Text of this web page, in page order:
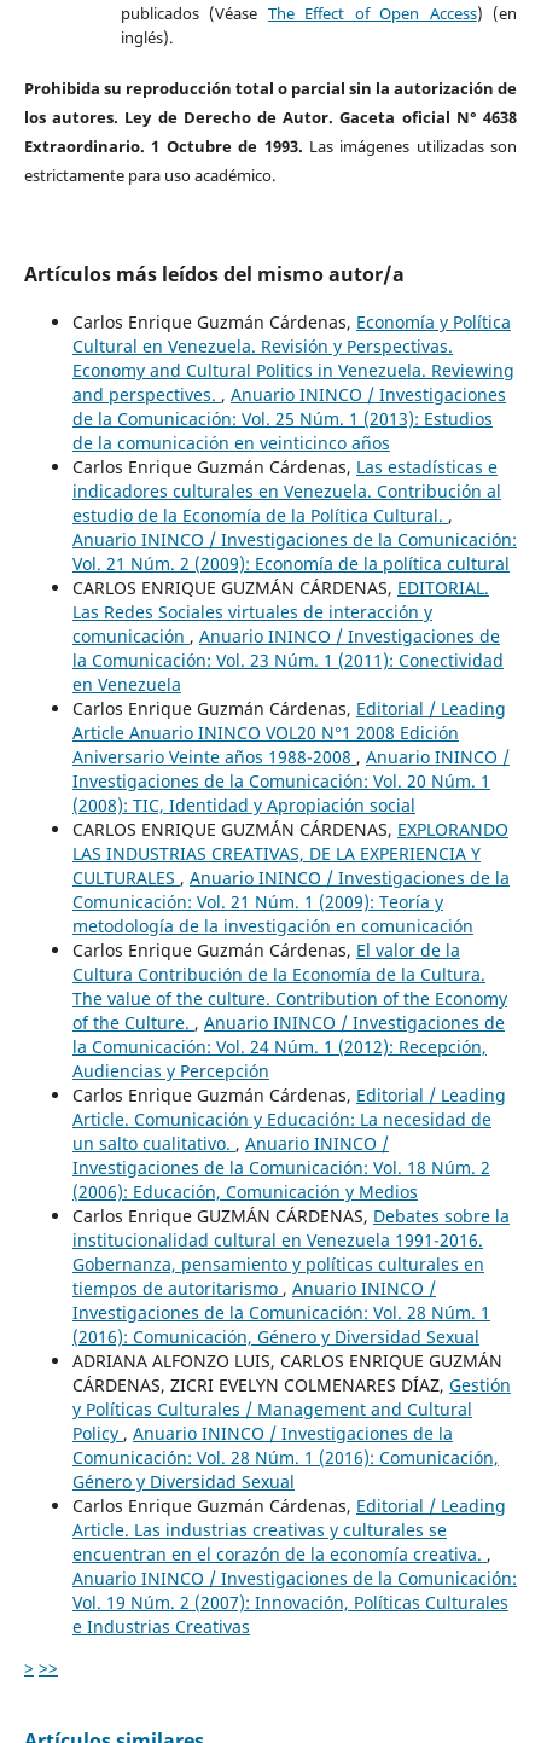
publicados (Véase The Effect of Open Access) (en
inglés).
Prohibida su reproducción total o parcial sin la autorización de
los autores. Ley de Derecho de Autor. Gaceta oficial N° 4638
Extraordinario. 1 Octubre de 1993. Las imágenes utilizadas son
estrictamente para uso académico.
Artículos más leídos del mismo autor/a
Carlos Enrique Guzmán Cárdenas, Economía y Política
Cultural en Venezuela. Revisión y Perspectivas.
Economy and Cultural Politics in Venezuela. Reviewing
and perspectives. , Anuario ININCO / Investigaciones
de la Comunicación: Vol. 25 Núm. 1 (2013): Estudios
de la comunicación en veinticinco años
Carlos Enrique Guzmán Cárdenas, Las estadísticas e
indicadores culturales en Venezuela. Contribución al
estudio de la Economía de la Política Cultural. ,
Anuario ININCO / Investigaciones de la Comunicación:
Vol. 21 Núm. 2 (2009): Economía de la política cultural
CARLOS ENRIQUE GUZMÁN CÁRDENAS, EDITORIAL.
Las Redes Sociales virtuales de interacción y
comunicación , Anuario ININCO / Investigaciones de
la Comunicación: Vol. 23 Núm. 1 (2011): Conectividad
en Venezuela
Carlos Enrique Guzmán Cárdenas, Editorial / Leading
Article Anuario ININCO VOL20 N°1 2008 Edición
Aniversario Veinte años 1988-2008 , Anuario ININCO /
Investigaciones de la Comunicación: Vol. 20 Núm. 1
(2008): TIC, Identidad y Apropiación social
CARLOS ENRIQUE GUZMÁN CÁRDENAS, EXPLORANDO
LAS INDUSTRIAS CREATIVAS, DE LA EXPERIENCIA Y
CULTURALES , Anuario ININCO / Investigaciones de la
Comunicación: Vol. 21 Núm. 1 (2009): Teoría y
metodología de la investigación en comunicación
Carlos Enrique Guzmán Cárdenas, El valor de la
Cultura Contribución de la Economía de la Cultura.
The value of the culture. Contribution of the Economy
of the Culture. , Anuario ININCO / Investigaciones de
la Comunicación: Vol. 24 Núm. 1 (2012): Recepción,
Audiencias y Percepción
Carlos Enrique Guzmán Cárdenas, Editorial / Leading
Article. Comunicación y Educación: La necesidad de
un salto cualitativo. , Anuario ININCO /
Investigaciones de la Comunicación: Vol. 18 Núm. 2
(2006): Educación, Comunicación y Medios
Carlos Enrique GUZMÁN CÁRDENAS, Debates sobre la
institucionalidad cultural en Venezuela 1991-2016.
Gobernanza, pensamiento y políticas culturales en
tiempos de autoritarismo , Anuario ININCO /
Investigaciones de la Comunicación: Vol. 28 Núm. 1
(2016): Comunicación, Género y Diversidad Sexual
ADRIANA ALFONZO LUIS, CARLOS ENRIQUE GUZMÁN
CÁRDENAS, ZICRI EVELYN COLMENARES DÍAZ, Gestión
y Políticas Culturales / Management and Cultural
Policy , Anuario ININCO / Investigaciones de la
Comunicación: Vol. 28 Núm. 1 (2016): Comunicación,
Género y Diversidad Sexual
Carlos Enrique Guzmán Cárdenas, Editorial / Leading
Article. Las industrias creativas y culturales se
encuentran en el corazón de la economía creativa. ,
Anuario ININCO / Investigaciones de la Comunicación:
Vol. 19 Núm. 2 (2007): Innovación, Políticas Culturales
e Industrias Creativas
> >>